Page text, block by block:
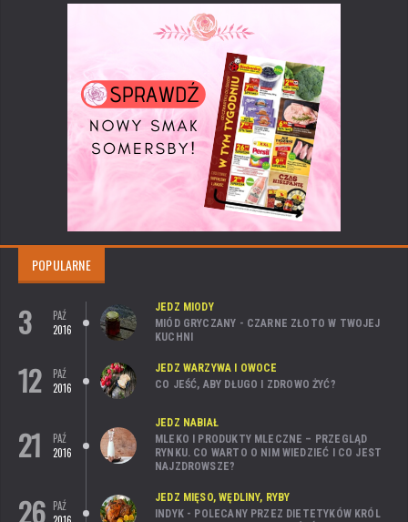
POPULARNE
3
PAŹ
2016
JEDZ MIODY
MIÓD GRYCZANY - CZARNE ZŁOTO W TWOJEJ
KUCHNI
12
PAŹ
2016
JEDZ WARZYWA I OWOCE
CO JEŚĆ, ABY DŁUGO I ZDROWO ŻYĆ?
21
PAŹ
2016
JEDZ NABIAŁ
MLEKO I PRODUKTY MLECZNE – PRZEGLĄD
RYNKU. CO WARTO O NIM WIEDZIEĆ I CO JEST
NAJZDROWSZE?
26 PAŹ
JEDZ MIĘSO, WĘDLINY, RYBY
INDYK - POLECANY PRZEZ DIETETYKÓW KRÓL